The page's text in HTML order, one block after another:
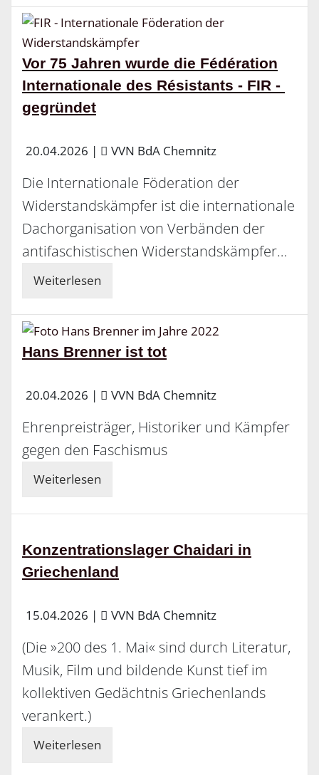
Vor 75 Jahren wurde die Fédération
Internationale des Résistants - FIR -
gegründet
20.04.2026 | VVN BdA Chemnitz
Die Internationale Föderation der
Widerstandskämpfer ist die internationale
Dachorganisation von Verbänden der
antifaschistischen Widerstandskämpfer…
Weiterlesen
Hans Brenner ist tot
20.04.2026 | VVN BdA Chemnitz
Ehrenpreisträger, Historiker und Kämpfer
gegen den Faschismus
Weiterlesen
Konzentrationslager Chaidari in
Griechenland
15.04.2026 | VVN BdA Chemnitz
(Die »200 des 1. Mai« sind durch Literatur,
Musik, Film und bildende Kunst tief im
kollektiven Gedächtnis Griechenlands
verankert.)
Weiterlesen